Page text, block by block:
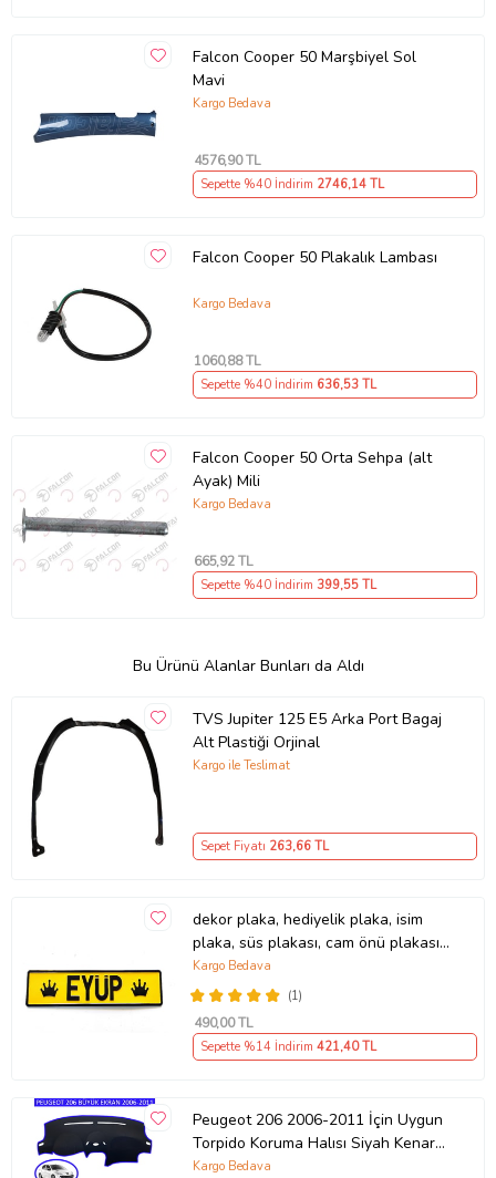
Falcon Cooper 50 Marşbiyel Sol
Mavi
Kargo Bedava
4576,90 TL
Sepette %40 İndirim 2746,14 TL
Falcon Cooper 50 Plakalık Lambası
Kargo Bedava
1060,88 TL
Sepette %40 İndirim 636,53 TL
Falcon Cooper 50 Orta Sehpa (alt
Ayak) Mili
Kargo Bedava
665,92 TL
Sepette %40 İndirim 399,55 TL
Bu Ürünü Alanlar Bunları da Aldı
TVS Jupiter 125 E5 Arka Port Bagaj
Alt Plastiği Orjinal
Kargo ile Teslimat
Sepet Fiyatı 263,66 TL
dekor plaka, hediyelik plaka, isim
plaka, süs plakası, cam önü plakası,
tırcı plakası (Sarı-Siyah)
(1)
Kargo Bedava
490,00 TL
Sepette %14 İndirim 421,40 TL
Peugeot 206 2006-2011 İçin Uygun
Torpido Koruma Halısı Siyah Kenar
Renk Mavi
Kargo Bedava